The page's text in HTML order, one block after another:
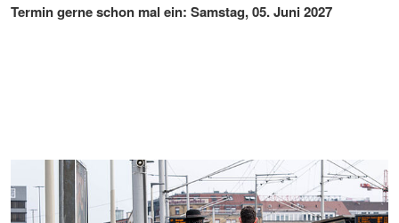
Termin gerne schon mal ein: Samstag, 05. Juni 2027